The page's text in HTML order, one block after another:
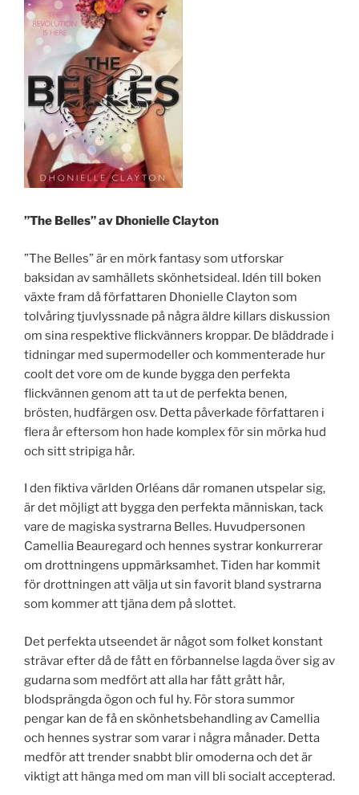
”The Belles” av Dhonielle Clayton
”The Belles” är en mörk fantasy som utforskar
baksidan av samhällets skönhetsideal. Idén till boken
växte fram då författaren Dhonielle Clayton som
tolvåring tjuvlyssnade på några äldre killars diskussion
om sina respektive flickvänners kroppar. De bläddrade i
tidningar med supermodeller och kommenterade hur
coolt det vore om de kunde bygga den perfekta
flickvännen genom att ta ut de perfekta benen,
brösten, hudfärgen osv. Detta påverkade författaren i
flera år eftersom hon hade komplex för sin mörka hud
och sitt stripiga hår.
I den fiktiva världen Orléans där romanen utspelar sig,
är det möjligt att bygga den perfekta människan, tack
vare de magiska systrarna Belles. Huvudpersonen
Camellia Beauregard och hennes systrar konkurrerar
om drottningens uppmärksamhet. Tiden har kommit
för drottningen att välja ut sin favorit bland systrarna
som kommer att tjäna dem på slottet.
Det perfekta utseendet är något som folket konstant
strävar efter då de fått en förbannelse lagda över sig av
gudarna som medfört att alla har fått grått hår,
blodsprängda ögon och ful hy. För stora summor
pengar kan de få en skönhetsbehandling av Camellia
och hennes systrar som varar i några månader. Detta
medför att trender snabbt blir omoderna och det är
viktigt att hänga med om man vill bli socialt accepterad.